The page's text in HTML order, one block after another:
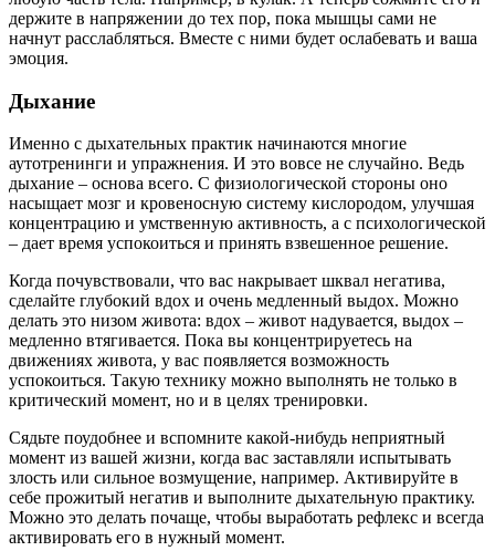
держите в напряжении до тех пор, пока мышцы сами не
начнут расслабляться. Вместе с ними будет ослабевать и ваша
эмоция.
Дыхание
Именно с дыхательных практик начинаются многие
аутотренинги и упражнения. И это вовсе не случайно. Ведь
дыхание – основа всего. С физиологической стороны оно
насыщает мозг и кровеносную систему кислородом, улучшая
концентрацию и умственную активность, а с психологической
– дает время успокоиться и принять взвешенное решение.
Когда почувствовали, что вас накрывает шквал негатива,
сделайте глубокий вдох и очень медленный выдох. Можно
делать это низом живота: вдох – живот надувается, выдох –
медленно втягивается. Пока вы концентрируетесь на
движениях живота, у вас появляется возможность
успокоиться. Такую технику можно выполнять не только в
критический момент, но и в целях тренировки.
Сядьте поудобнее и вспомните какой-нибудь неприятный
момент из вашей жизни, когда вас заставляли испытывать
злость или сильное возмущение, например. Активируйте в
себе прожитый негатив и выполните дыхательную практику.
Можно это делать почаще, чтобы выработать рефлекс и всегда
активировать его в нужный момент.